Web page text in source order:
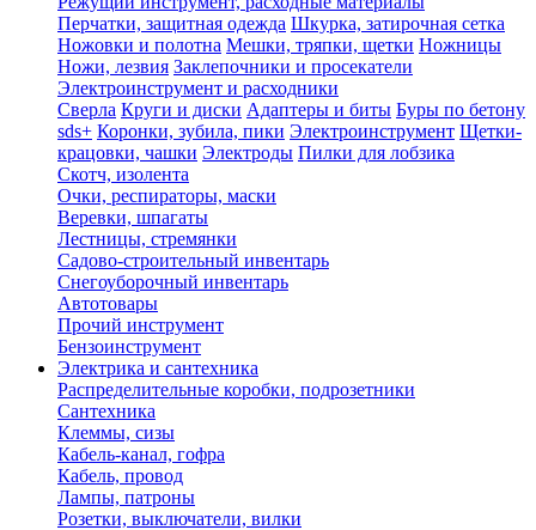
Перчатки, защитная одежда Шкурка, затирочная сетка
Ножовки и полотна Мешки, тряпки, щетки Ножницы
Ножи, лезвия Заклепочники и просекатели
Электроинструмент и расходники
Сверла Круги и диски Адаптеры и биты Буры по бетону
sds+ Коронки, зубила, пики Электроинструмент Щетки-
крацовки, чашки Электроды Пилки для лобзика
Скотч, изолента
Очки, респираторы, маски
Веревки, шпагаты
Лестницы, стремянки
Садово-строительный инвентарь
Снегоуборочный инвентарь
Автотовары
Прочий инструмент
Бензоинструмент
Электрика и сантехника
Распределительные коробки, подрозетники
Сантехника
Клеммы, сизы
Кабель-канал, гофра
Кабель, провод
Лампы, патроны
Розетки, выключатели, вилки